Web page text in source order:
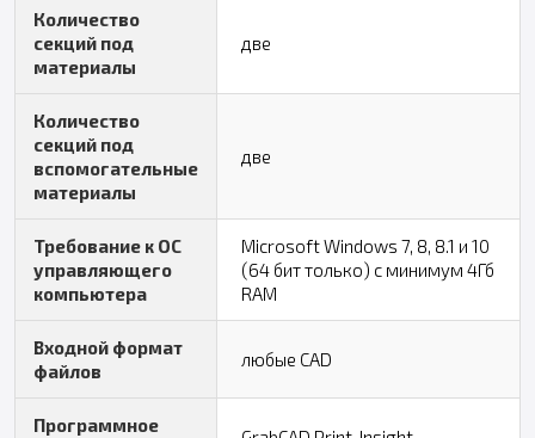
Количество
секций под
материалы
две
Количество
секций под
вспомогательные
материалы
две
Требование к ОС
управляющего
компьютера
Microsoft Windows 7, 8, 8.1 и 10
(64 бит только) с минимум 4Гб
RAM
Входной формат
файлов
любые CAD
Программное